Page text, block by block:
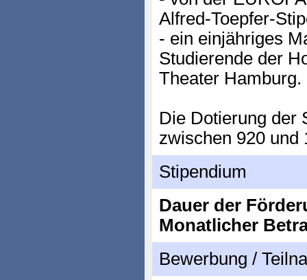
Alfred-Toepfer-
- ein einjähriges
Studierende der
Theater Hamburg.
Die Dotierung der
zwischen 920 und
Stipendium
Dauer der
Monatlicher
Bewerbung /